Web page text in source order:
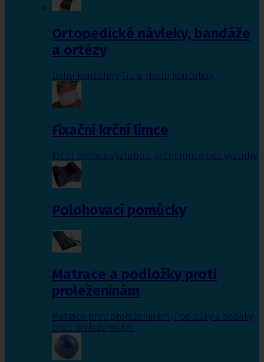
Ortopedické návleky, bandáže
a ortézy
Dolní končetiny, Trup, Horní končetiny
Fixační krční límce
Krční límce s výztuhou Krční límce bez výztuhy
Polohovací pomůcky
Matrace a podložky proti
proleženinám
Matrace proti proleženinám, Podložky a sedáky
proti proleženinám